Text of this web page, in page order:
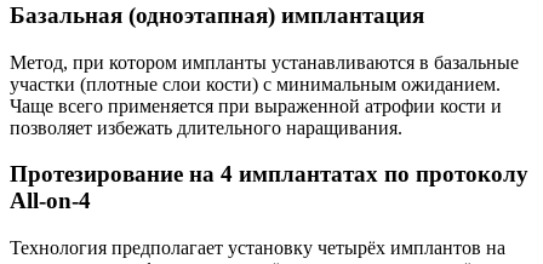
Базальная (одноэтапная) имплантация
Метод, при котором импланты устанавливаются в базальные
участки (плотные слои кости) с минимальным ожиданием.
Чаще всего применяется при выраженной атрофии кости и
позволяет избежать длительного наращивания.
Протезирование на 4 имплантатах по протоколу
All‑on‑4
Технология предполагает установку четырёх имплантов на